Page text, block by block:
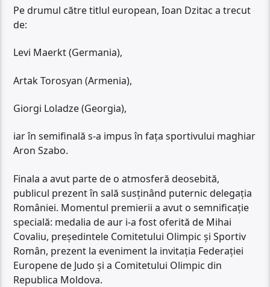
Pe drumul către titlul european, Ioan Dzitac a trecut
de:
Levi Maerkt (Germania),
Artak Torosyan (Armenia),
Giorgi Loladze (Georgia),
iar în semifinală s-a impus în fața sportivului maghiar
Aron Szabo.
Finala a avut parte de o atmosferă deosebită,
publicul prezent în sală susținând puternic delegația
României. Momentul premierii a avut o semnificație
specială: medalia de aur i-a fost oferită de Mihai
Covaliu, președintele Comitetului Olimpic și Sportiv
Român, prezent la eveniment la invitația Federației
Europene de Judo și a Comitetului Olimpic din
Republica Moldova.